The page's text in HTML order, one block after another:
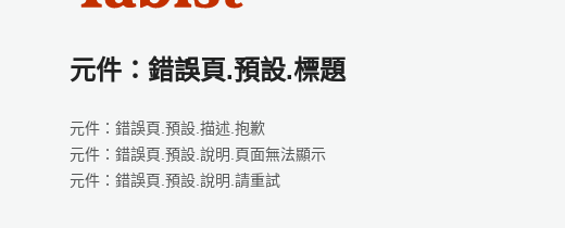
元件：錯誤頁.預設.標題
元件：錯誤頁.預設.描述.抱歉
元件：錯誤頁.預設.說明.頁面無法顯示
元件：錯誤頁.預設.說明.請重試